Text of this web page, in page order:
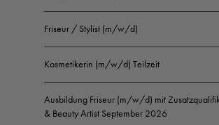
Friseur / Stylist (m/w/d)
Kosmetikerin (m/w/d) Teilzeit
Ausbildung Friseur (m/w/d) mit
& Beauty Artist September 2026
Freude in
Spaß an
Gepflegtes